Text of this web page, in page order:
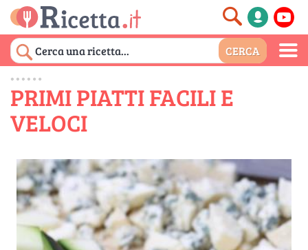
PRIMI PIATTI FACILI E
VELOCI